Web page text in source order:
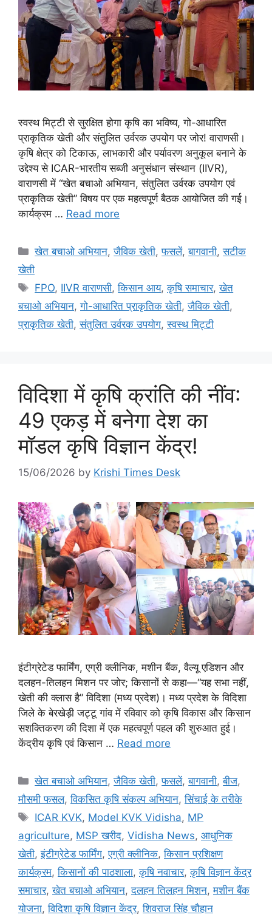
स्वस्थ मिट्टी से सुरक्षित होगा कृषि का भविष्य, गो-आधारित
प्राकृतिक खेती और संतुलित उर्वरक उपयोग पर जोर! वाराणसी।
कृषि क्षेत्र को टिकाऊ, लाभकारी और पर्यावरण अनुकूल बनाने के
उद्देश्य से ICAR-भारतीय सब्जी अनुसंधान संस्थान (IIVR),
वाराणसी में “खेत बचाओ अभियान, संतुलित उर्वरक उपयोग एवं
प्राकृतिक खेती” विषय पर एक महत्वपूर्ण बैठक आयोजित की गई।
कार्यक्रम … Read more
खेत बचाओ अभियान,जैविक खेती,फसलें,बागवानी,सटीक
खेती
FPO, IIVR वाराणसी,किसान आय,कृषि समाचार,खेत
बचाओ अभियान,गो-आधारित प्राकृतिक खेती,जैविक खेती,
प्राकृतिक खेती,संतुलित उर्वरक उपयोग,स्वस्थ मिट्टी
विदिशा में कृषि क्रांति की नींव:
49 एकड़ में बनेगा देश का
मॉडल कृषि विज्ञान केंद्र!
15/06/2026 by Krishi Times Desk
इंटीग्रेटेड फार्मिंग, एग्री क्लीनिक, मशीन बैंक, वैल्यू एडिशन और
दलहन-तिलहन मिशन पर जोर; किसानों से कहा—“यह सभा नहीं,
खेती की क्लास है” विदिशा (मध्य प्रदेश)। मध्य प्रदेश के विदिशा
जिले के बेरखेड़ी जट्टू गांव में रविवार को कृषि विकास और किसान
सशक्तिकरण की दिशा में एक महत्वपूर्ण पहल की शुरुआत हुई।
केंद्रीय कृषि एवं किसान … Read more
खेत बचाओ अभियान,जैविक खेती,फसलें,बागवानी,बीज,
मौसमी फसल,विकसित कृषि संकल्प अभियान,सिंचाई के तरीके
ICAR KVK, Model KVK Vidisha, MP
agriculture, MSP खरीद, Vidisha News, आधुनिक
खेती,इंटीग्रेटेड फार्मिंग,एग्री क्लीनिक,किसान प्रशिक्षण
कार्यक्रम,किसानों की पाठशाला,कृषि नवाचार,कृषि विज्ञान केंद्र
समाचार,खेत बचाओ अभियान,दलहन तिलहन मिशन,मशीन बैंक
योजना,विदिशा कृषि विज्ञान केंद्र,शिवराज सिंह चौहान